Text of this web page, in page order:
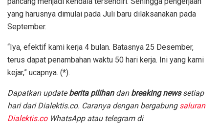
yang harusnya dimulai pada Juli baru dilaksanakan pada
September.
“Iya, efektif kami kerja 4 bulan. Batasnya 25 Desember,
terus dapat penambahan waktu 50 hari kerja. Ini yang kami
kejar,” ucapnya. (*).
Dapatkan updateberita pilihan dan breaking newssetiap
hari dari Dialektis.co. Caranya dengan bergabung saluran
Dialektis.coWhatsApp atau telegram di